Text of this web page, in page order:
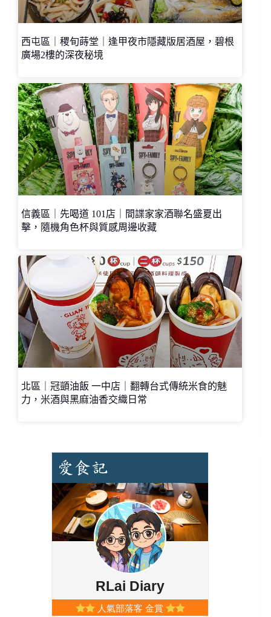
西屯區｜稷旬蒔堂｜逢甲夜市隱藏版居酒屋，碧根
廣場2樓的深夜秘境
信義區｜先喝道 101店｜間諜家家酒聯名盛夏出
擊，隨機角色杯與質感周邊收藏
北區｜冠顗油飯 一中店｜翻轉台式傳統米食的魅
力，米酒與黑麻油香交織日常